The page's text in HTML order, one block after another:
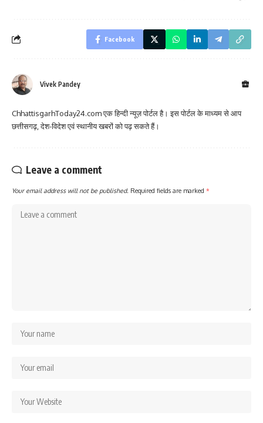
Facebook
Vivek Pandey
ChhattisgarhToday24.com एक हिन्दी न्यूज़ पोर्टल है। इस पोर्टल के माध्यम से आप
छत्तीसगढ़, देश-विदेश एवं स्थानीय खबरों को पढ़ सकते हैं।
Leave a comment
Your email address will not be published. Required fields are marked *